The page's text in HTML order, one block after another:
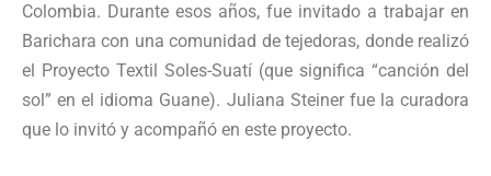
Colombia. Durante esos años, fue invitado a trabajar en
Barichara con una comunidad de tejedoras, donde realizó
el Proyecto Textil Soles-Suatí (que significa “canción del
sol” en el idioma Guane). Juliana Steiner fue la curadora
que lo invitó y acompañó en este proyecto.